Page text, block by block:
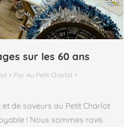
sur les 60 ans
Par Au Petit Charlot
de saveurs au Petit Charlot
! Nous sommes ravis